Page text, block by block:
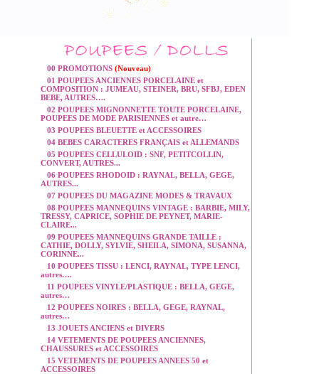
00 PROMOTIONS (Nouveau)
01 POUPEES ANCIENNES PORCELAINE et
COMPOSITION : JUMEAU, STEINER, BRU, SFBJ, EDEN
BEBE, AUTRES….
02 POUPEES MIGNONNETTE TOUTE PORCELAINE,
POUPEES DE MODE PARISIENNES et autre…
03 POUPEES BLEUETTE et ACCESSOIRES
04 BEBES CARACTERES FRANÇAIS et ALLEMANDS
05 POUPEES CELLULOID : SNF, PETITCOLLIN,
CONVERT, AUTRES...
06 POUPEES RHODOID : RAYNAL, BELLA, GEGE,
AUTRES...
07 POUPEES DU MAGAZINE MODES & TRAVAUX
08 POUPEES MANNEQUINS VINTAGE : BARBIE, MILY,
TRESSY, CAPRICE, SOPHIE DE PEYNET, MARIE-
CLAIRE...
09 POUPEES MANNEQUINS GRANDE TAILLE :
CATHIE, DOLLY, SYLVIE, SHEILA, SIMONA, SUSANNA,
CORINNE...
10 POUPEES TISSU : LENCI, RAYNAL, TYPE LENCI,
autres….
11 POUPEES VINYLE/PLASTIQUE : BELLA, GEGE,
autres…
12 POUPEES NOIRES : BELLA, GEGE, RAYNAL,
autres…
13 JOUETS ANCIENS et DIVERS
14 VETEMENTS DE POUPEES ANCIENNES,
CHAUSSURES et ACCESSOIRES
15 VETEMENTS DE POUPEES ANNEES 50 et
ACCESSOIRES